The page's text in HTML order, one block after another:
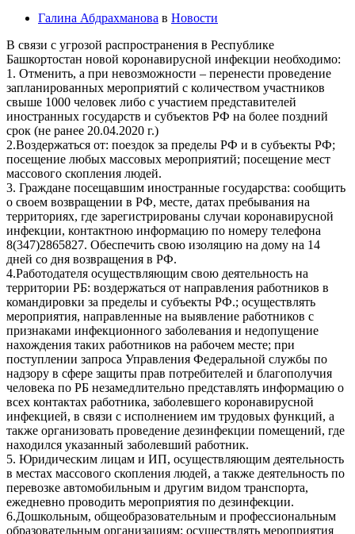
Галина Абдрахманова в Новости
В связи с угрозой распространения в Республике
Башкортостан новой коронавирусной инфекции необходимо:
1. Отменить, а при невозможности – перенести проведение
запланированных мероприятий с количеством участников
свыше 1000 человек либо с участием представителей
иностранных государств и субъектов РФ на более поздний
срок (не ранее 20.04.2020 г.)
2.Воздержаться от: поездок за пределы РФ и в субъекты РФ;
посещение любых массовых мероприятий; посещение мест
массового скопления людей.
3. Граждане посещавшим иностранные государства: сообщить
о своем возвращении в РФ, месте, датах пребывания на
территориях, где зарегистрированы случаи коронавирусной
инфекции, контактною информацию по номеру телефона
8(347)2865827. Обеспечить свою изоляцию на дому на 14
дней со дня возвращения в РФ.
4.Работодателя осуществляющим свою деятельность на
территории РБ: воздержаться от направления работников в
командировки за пределы и субъекты РФ.; осуществлять
мероприятия, направленные на выявление работников с
признаками инфекционного заболевания и недопущение
нахождения таких работников на рабочем месте; при
поступлении запроса Управления Федеральной службы по
надзору в сфере защиты прав потребителей и благополучия
человека по РБ незамедлительно представлять информацию о
всех контактах работника, заболевшего коронавирусной
инфекцией, в связи с исполнением им трудовых функций, а
также организовать проведение дезинфекции помещений, где
находился указанный заболевший работник.
5. Юридическим лицам и ИП, осуществляющим деятельность
в местах массового скопления людей, а также деятельность по
перевозке автомобильным и другим видом транспорта,
ежедневно проводить мероприятия по дезинфекции.
6.Дошкольным, общеобразовательным и профессиональным
образовательным организациям: осуществлять мероприятия